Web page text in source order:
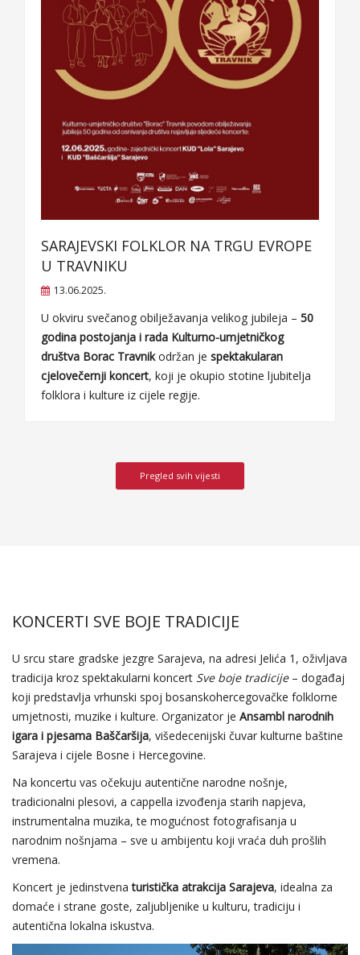
SARAJEVSKI FOLKLOR NA TRGU EVROPE
U TRAVNIKU
13.06.2025.
U okviru svečanog obilježavanja velikog jubileja – 50
godina postojanja i rada Kulturno-umjetničkog
društva Borac Travnikodržan je spektakularan
cjelovečernji koncert, koji je okupio stotine ljubitelja
folklora i kulture iz cijele regije.
Pregled svih vijesti
KONCERTI SVE BOJE TRADICIJE
U srcu stare gradske jezgre Sarajeva, na adresi Jelića 1, oživljava
tradicija kroz spektakularni koncert Sve boje tradicije– događaj
koji predstavlja vrhunski spoj bosanskohercegovačke folklorne
umjetnosti, muzike i kulture. Organizator je Ansambl narodnih
igara i pjesama Baščaršija, višedecenijski čuvar kulturne baštine
Sarajeva i cijele Bosne i Hercegovine.
Na koncertu vas očekuju autentične narodne nošnje,
tradicionalni plesovi, a cappella izvođenja starih napjeva,
instrumentalna muzika, te mogućnost fotografisanja u
narodnim nošnjama – sve u ambijentu koji vraća duh prošlih
vremena.
Koncert je jedinstvenaturistička atrakcija Sarajeva, idealna za
domaće i strane goste, zaljubljenike u kulturu, tradiciju i
autentična lokalna iskustva.